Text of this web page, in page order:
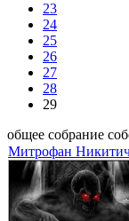
23
24
25
26
27
28
29
общее собрание
Митрофан